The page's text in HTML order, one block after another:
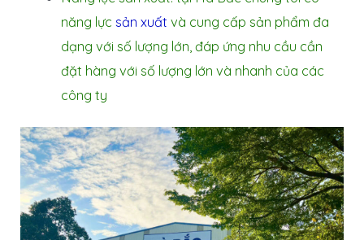
năng lực sản xuất và cung cấp sản phẩm đa
dạng với số lượng lớn, đáp ứng nhu cầu cần
đặt hàng với số lượng lớn và nhanh của các
công ty